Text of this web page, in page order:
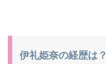
伊礼姫奈の経歴は？